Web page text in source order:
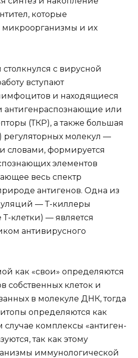
которые
микроорганизмы и их
с вирусной
вступают
и находящиеся
антигенраспознающие или
(ТКР), а также большая
регуляторных молекул —
словами, формируется
элементов
весь спектр
антигенов. Одна из
— Т-киллеры
клетки) — является
антивирусного
как «свои» определяются
собственных клеток и
в молекуле ДНК, тогда
определяются как
случае комплексы «антиген-
так как этому
иммунологической